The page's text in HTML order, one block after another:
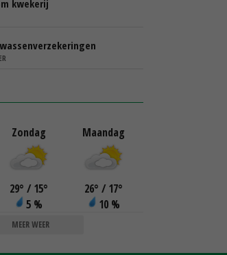
kwekerij
Zondag
29° / 15°
5 %
Maandag
26° / 17°
10 %
MEER WEER